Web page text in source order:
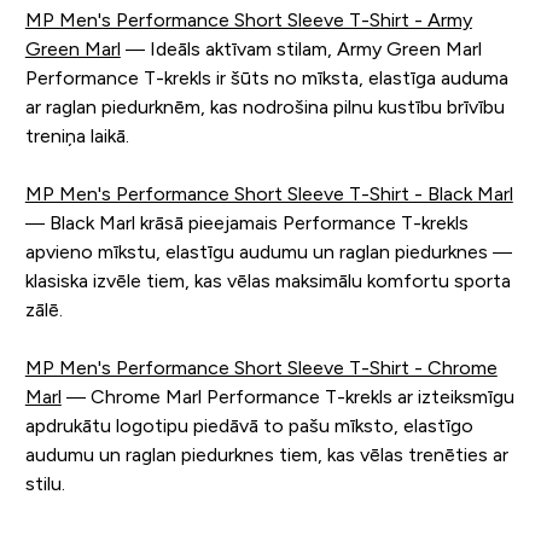
MP Men's Performance Short Sleeve T-Shirt - Army
Green Marl — Ideāls aktīvam stilam, Army Green Marl
Performance T-krekls ir šūts no mīksta, elastīga auduma
ar raglan piedurknēm, kas nodrošina pilnu kustību brīvību
treniņa laikā.
MP Men's Performance Short Sleeve T-Shirt - Black Marl
— Black Marl krāsā pieejamais Performance T-krekls
apvieno mīkstu, elastīgu audumu un raglan piedurknes —
klasiska izvēle tiem, kas vēlas maksimālu komfortu sporta
zālē.
MP Men's Performance Short Sleeve T-Shirt - Chrome
Marl — Chrome Marl Performance T-krekls ar izteiksmīgu
apdrukātu logotipu piedāvā to pašu mīksto, elastīgo
audumu un raglan piedurknes tiem, kas vēlas trenēties ar
stilu.